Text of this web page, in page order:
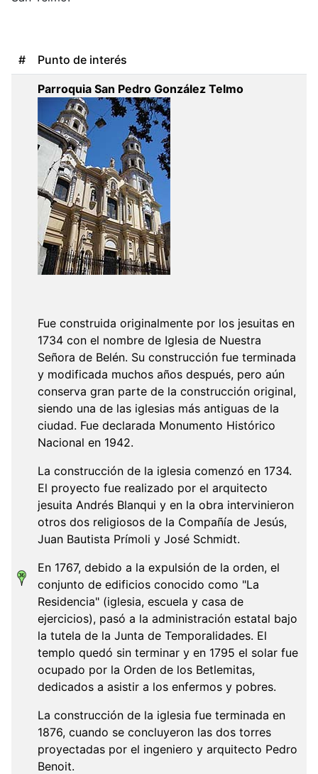
# Punto de interés
Parroquia San Pedro González Telmo
Fue construida originalmente por los jesuitas en
1734 con el nombre de Iglesia de Nuestra
Señora de Belén. Su construcción fue terminada
y modificada muchos años después, pero aún
conserva gran parte de la construcción original,
siendo una de las iglesias más antiguas de la
ciudad. Fue declarada Monumento Histórico
Nacional en 1942.
La construcción de la iglesia comenzó en 1734.
El proyecto fue realizado por el arquitecto
jesuita Andrés Blanqui y en la obra intervinieron
otros dos religiosos de la Compañía de Jesús,
Juan Bautista Prímoli y José Schmidt.
En 1767, debido a la expulsión de la orden, el
conjunto de edificios conocido como "La
Residencia" (iglesia, escuela y casa de
ejercicios), pasó a la administración estatal bajo
la tutela de la Junta de Temporalidades. El
templo quedó sin terminar y en 1795 el solar fue
ocupado por la Orden de los Betlemitas,
dedicados a asistir a los enfermos y pobres.
La construcción de la iglesia fue terminada en
1876, cuando se concluyeron las dos torres
proyectadas por el ingeniero y arquitecto Pedro
Benoit.